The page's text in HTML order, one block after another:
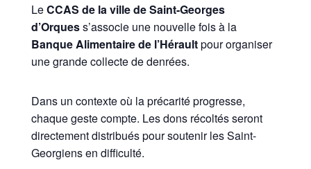
LeCCAS de la ville de Saint-Georges
d’Orquess’associe une nouvelle fois à la
Banque Alimentaire de l’Héraultpour organiser
une grande collecte de denrées.
Dans un contexte où la précarité progresse,
chaque geste compte. Les dons récoltés seront
directement distribués pour soutenir les Saint-
Georgiens en difficulté.